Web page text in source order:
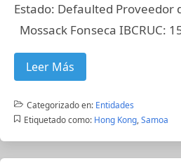
Estado: Defaulted Proveedor
Mossack Fonseca IBCRUC:
Leer Más
Categorizado en: Entidades
Etiquetado como: Hong Kong,Samoa